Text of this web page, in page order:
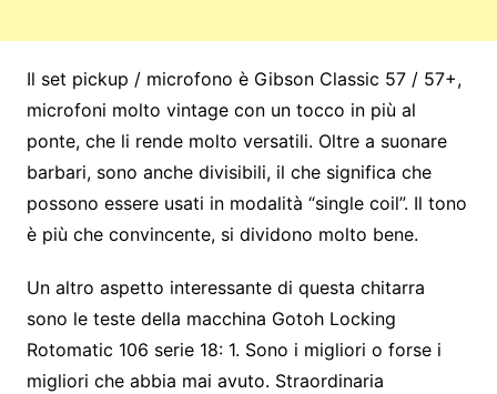
Il set pickup / microfono è Gibson Classic 57 / 57+,
microfoni molto vintage con un tocco in più al
ponte, che li rende molto versatili. Oltre a suonare
barbari, sono anche divisibili, il che significa che
possono essere usati in modalità “single coil”. Il tono
è più che convincente, si dividono molto bene.
Un altro aspetto interessante di questa chitarra
sono le teste della macchina Gotoh Locking
Rotomatic 106 serie 18: 1. Sono i migliori o forse i
migliori che abbia mai avuto. Straordinaria